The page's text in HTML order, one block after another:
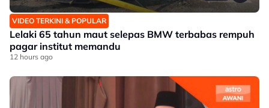
VIDEO TERKINI & POPULAR
Lelaki 65 tahun maut selepas BMW terbabas rempuh
pagar institut memandu
12 hours ago